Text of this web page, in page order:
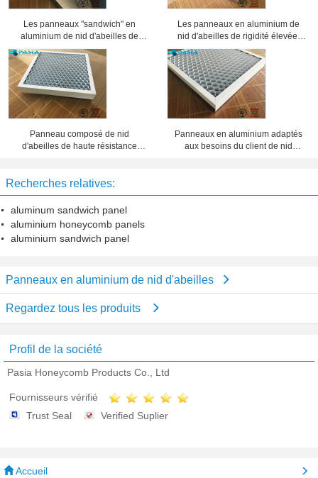
Les panneaux "sandwich" en
aluminium de nid d'abeilles de
preuve saine ont usiné la
préparation de surface
Les panneaux en aluminium de
nid d'abeilles de rigidité élevée,
âme en nid d'abeilles lambrisse 25
millimètres d'épaisseur
Panneau composé de nid
d'abeilles de haute résistance
Panneaux en aluminium adaptés
aux besoins du client de nid
Recherches relatives:
aluminum sandwich panel
aluminium honeycomb panels
aluminium sandwich panel
Panneaux en aluminium de nid d'abeilles
Regardez tous les produits
Profil de la société
Pasia Honeycomb Products Co., Ltd
Fournisseurs vérifié
Trust Seal
Verified Suplier
Accueil